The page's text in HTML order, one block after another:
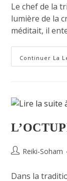
Le chef de la
lumière de la
méditait, il
Continuer La
Reiki-Soham
Dans la